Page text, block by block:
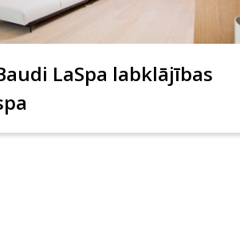
LaSpa labklājības